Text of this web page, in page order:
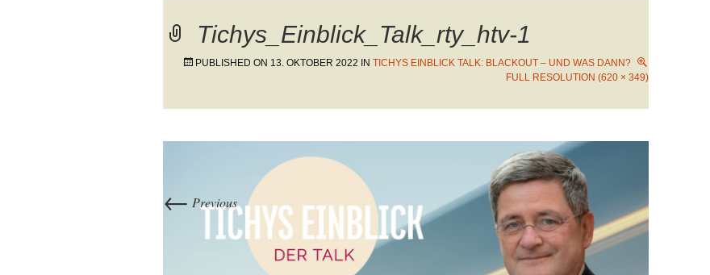
Tichys_Einblick_Talk_rty_htv-1
PUBLISHED ON 13. OKTOBER 2022 IN TICHYS EINBLICK TALK: BLACKOUT – UND WAS DANN?
FULL RESOLUTION (620 × 349)
← Previous